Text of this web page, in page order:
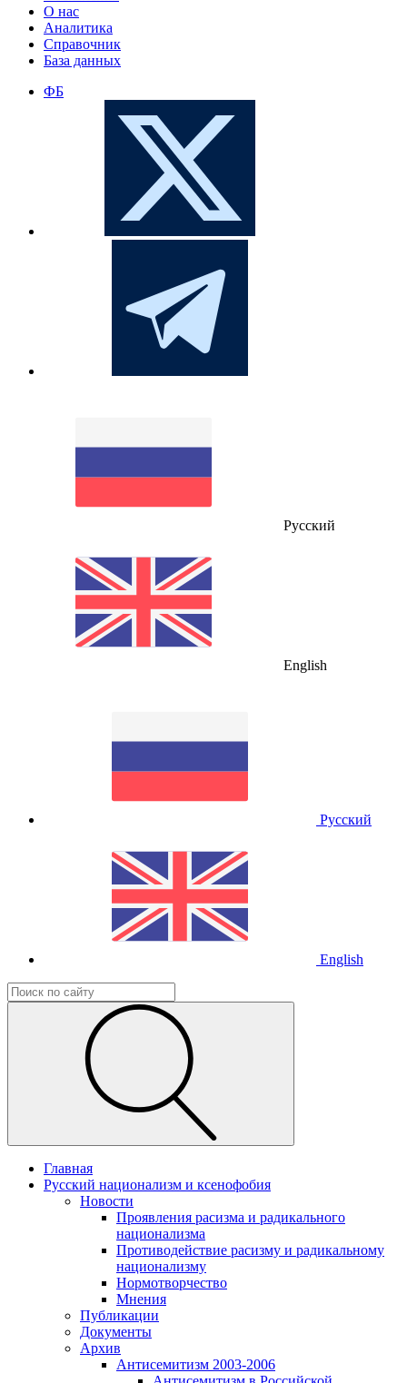
О нас
Аналитика
Справочник
База данных
ФБ
Русский
English
Русский
English
Главная
Русский национализм и ксенофобия
Новости
Проявления расизма и радикального
национализма
Противодействие расизму и радикальному
национализму
Нормотворчество
Мнения
Публикации
Документы
Архив
Антисемитизм 2003-2006